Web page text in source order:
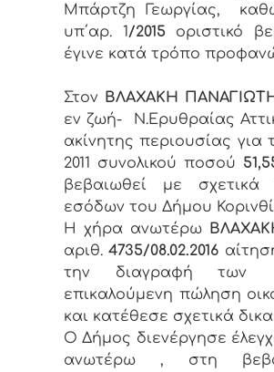
Μπάρτζη Γεωργίας,
υπ΄αρ. 1/2015οριστικό
έγινε κατά τρόπο
Στον ΒΛΑΧΑΚΗ
εν ζωή- Ν.Ερυθραίας
ακίνητης περιουσίας για
2011 συνολικού ποσού
βεβαιωθεί με σχετικά
εσόδων του Δήμου
Η χήρα ανωτέρω
αριθ.4735/08.02.2016
την διαγραφή των
επικαλούμενη πώληση
και κατέθεσε σχετικά
Ο Δήμος διενέργησε
ανωτέρω , στη